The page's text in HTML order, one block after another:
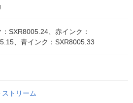
SXR8005.24、赤インク：
、青インク：SXR8005.33
ストリーム